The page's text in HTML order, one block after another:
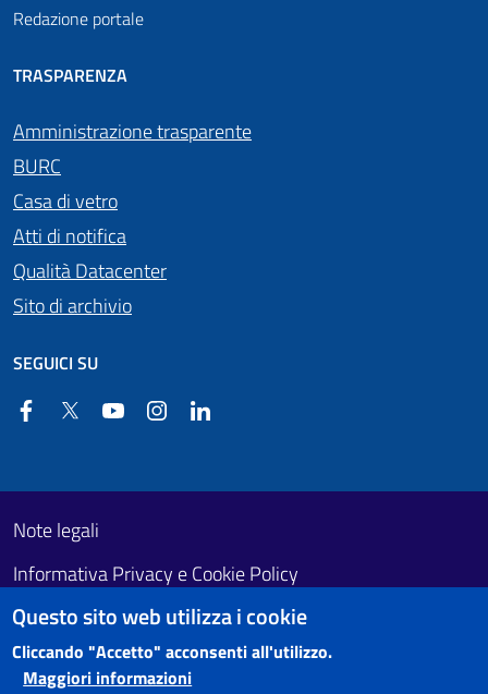
Redazione portale
TRASPARENZA
Amministrazione trasparente
BURC
Casa di vetro
Atti di notifica
Qualità Datacenter
Sito di archivio
SEGUICI SU
FacebookTwitter YouTube Instagram
Footer First
Useful links section
Note legali
Informativa Privacy e Cookie Policy
Obiettivi di accessibilità
Questo sito web utilizza i cookie
Cliccando "Accetto" acconsenti all'utilizzo.
Maggiori informazioni